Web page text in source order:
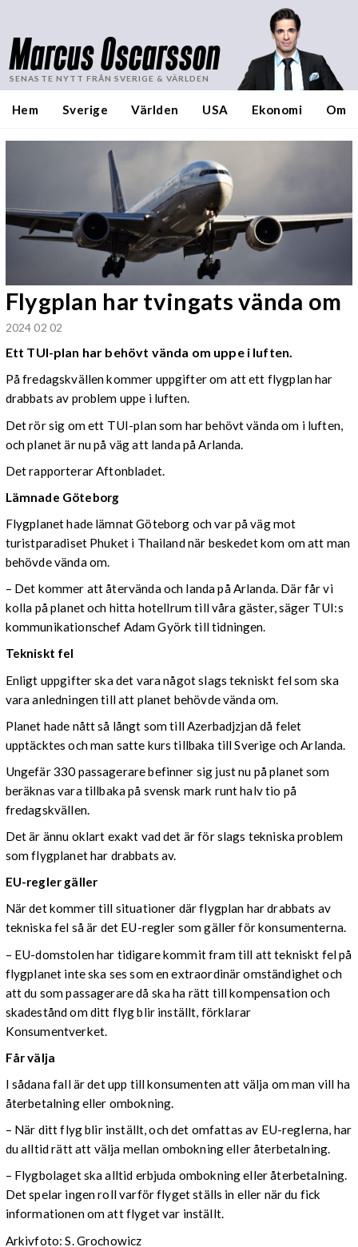
Marcus Oscarsson
SENASTE NYTT FRÅN SVERIGE & VÄRLDEN
Hem Sverige Världen USA Ekonomi Om
Flygplan har tvingats vända om
2024 02 02
Ett TUI-plan har behövt vända om uppe i luften.
På fredagskvällen kommer uppgifter om att ett flygplan har
drabbats av problem uppe i luften.
Det rör sig om ett TUI-plan som har behövt vända om i luften,
och planet är nu på väg att landa på Arlanda.
Det rapporterar Aftonbladet.
Lämnade Göteborg
Flygplanet hade lämnat Göteborg och var på väg mot
turistparadiset Phuket i Thailand när beskedet kom om att man
behövde vända om.
– Det kommer att återvända och landa på Arlanda. Där får vi
kolla på planet och hitta hotellrum till våra gäster, säger TUI:s
kommunikationschef Adam Györk till tidningen.
Tekniskt fel
Enligt uppgifter ska det vara något slags tekniskt fel som ska
vara anledningen till att planet behövde vända om.
Planet hade nått så långt som till Azerbadjzjan då felet
upptäcktes och man satte kurs tillbaka till Sverige och Arlanda.
Ungefär 330 passagerare befinner sig just nu på planet som
beräknas vara tillbaka på svensk mark runt halv tio på
fredagskvällen.
Det är ännu oklart exakt vad det är för slags tekniska problem
som flygplanet har drabbats av.
EU-regler gäller
När det kommer till situationer där flygplan har drabbats av
tekniska fel så är det EU-regler som gäller för konsumenterna.
– EU-domstolen har tidigare kommit fram till att tekniskt fel på
flygplanet inte ska ses som en extraordinär omständighet och
att du som passagerare då ska ha rätt till kompensation och
skadestånd om ditt flyg blir inställt, förklarar
Konsumentverket.
Får välja
I sådana fall är det upp till konsumenten att välja om man vill ha
återbetalning eller ombokning.
– När ditt flyg blir inställt, och det omfattas av EU-reglerna, har
du alltid rätt att välja mellan ombokning eller återbetalning.
– Flygbolaget ska alltid erbjuda ombokning eller återbetalning.
Det spelar ingen roll varför flyget ställs in eller när du fick
informationen om att flyget var inställt.
Arkivfoto: S. Grochowicz